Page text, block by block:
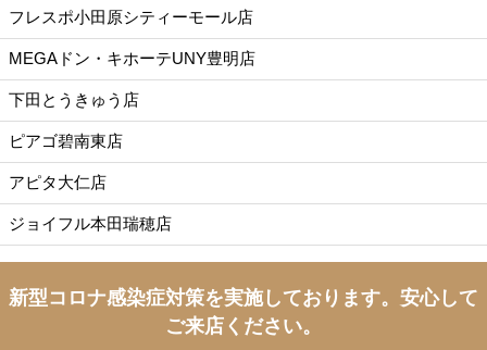
フレスポ小田原シティーモール店
MEGAドン・キホーテUNY豊明店
下田とうきゅう店
ピアゴ碧南東店
アピタ大仁店
ジョイフル本田瑞穂店
新型コロナ感染症対策を実施しております。 安心して
ご来店ください。